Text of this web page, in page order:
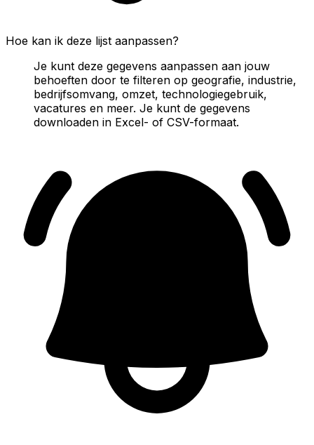
Hoe kan ik deze lijst aanpassen?
Je kunt deze gegevens aanpassen aan jouw
behoeften door te filteren op geografie, industrie,
bedrijfsomvang, omzet, technologiegebruik,
vacatures en meer. Je kunt de gegevens
downloaden in Excel- of CSV-formaat.